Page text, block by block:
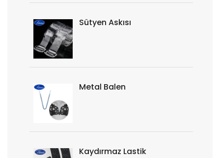
Sütyen Askısı
Metal Balen
Kaydırmaz Lastik